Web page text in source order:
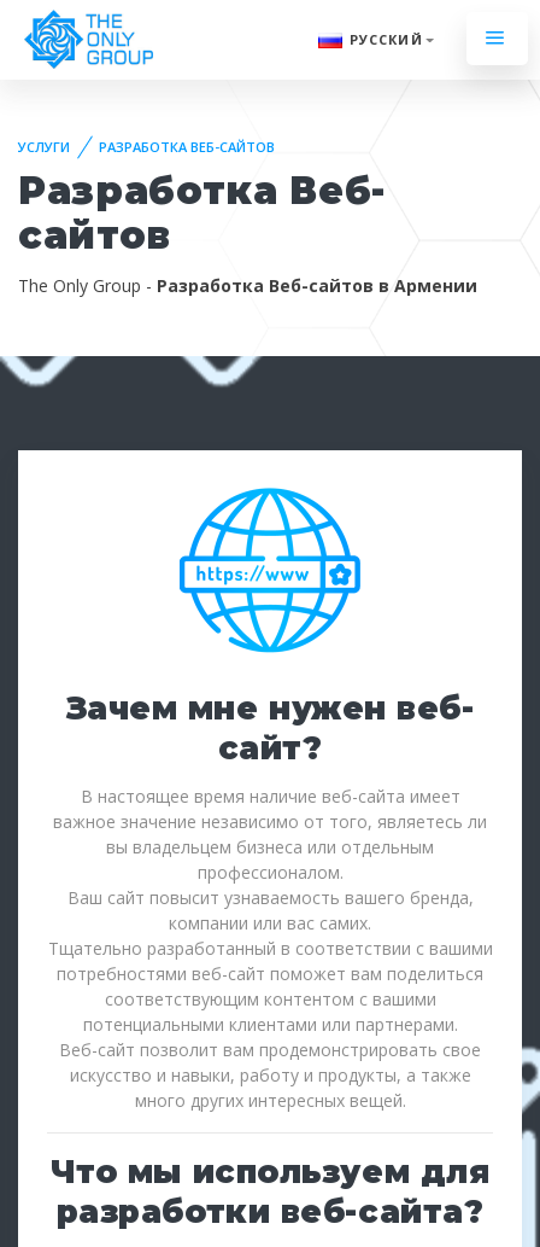
РУССКИЙ
УСЛУГИ РАЗРАБОТКА ВЕБ-САЙТОВ
Разработка Веб-
сайтов
The Only Group - Разработка Веб-сайтов в Армении
Зачем мне нужен веб-
сайт?
В настоящее время наличие веб-сайта имеет
важное значение независимо от того, являетесь ли
вы владельцем бизнеса или отдельным
профессионалом.
Ваш сайт повысит узнаваемость вашего бренда,
компании или вас самих.
Тщательно разработанный в соответствии с вашими
потребностями веб-сайт поможет вам поделиться
соответствующим контентом с вашими
потенциальными клиентами или партнерами.
Веб-сайт позволит вам продемонстрировать свое
искусство и навыки, работу и продукты, а также
много других интересных вещей.
Что мы используем для
разработки веб-сайта?